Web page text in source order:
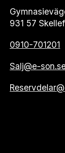
931 57
0910-701201
Salj@e-